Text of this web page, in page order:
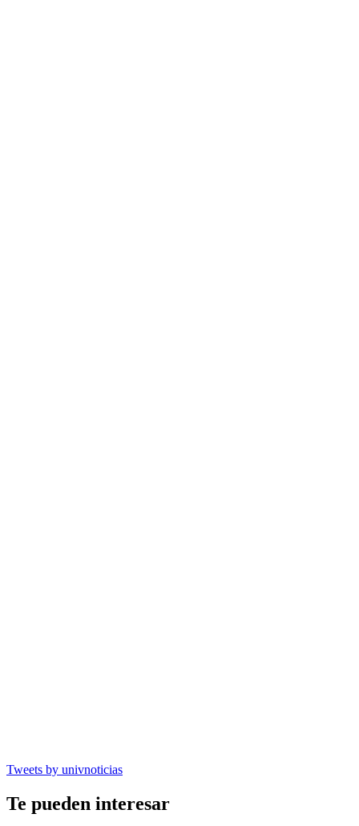
Tweets by univnoticias
Te pueden interesar